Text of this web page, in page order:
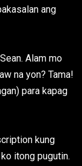
ang
Alam mo
na yon? Tama!
para kapag
kung
itong pugutin.